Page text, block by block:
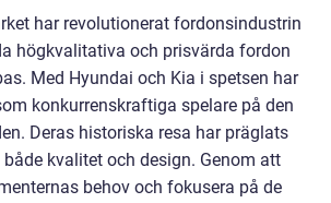
har revolutionerat fordonsindustrin
högkvalitativa och prisvärda fordon
Med Hyundai och Kia i spetsen har
konkurrenskraftiga spelare på den
Deras historiska resa har präglats
kvalitet och design. Genom att
behov och fokusera på de